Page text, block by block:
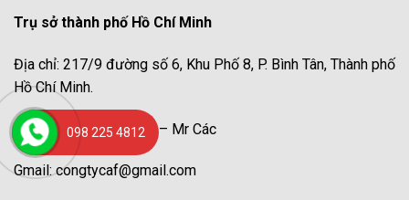
Trụ sở thành phố Hồ Chí Minh
Địa chỉ: 217/9 đường số 6, Khu Phố 8, P. Bình Tân, Thành phố
Hồ Chí Minh.
Hotline: 098 225 4812 – Mr Các
Gmail: congtycaf@gmail.com
098 225 4812